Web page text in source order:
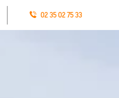
02 35 02 75 33